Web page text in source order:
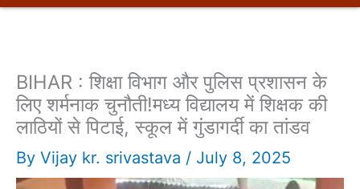
r
BIHAR : शिक्षा विभाग और पुलिस प्रशासन के
लिए शर्मनाक चुनौती!मध्य विद्यालय में शिक्षक की
लाठियों से पिटाई, स्कूल में गुंडागर्दी का तांडव
By Vijay kr. srivastava / July 8, 2025